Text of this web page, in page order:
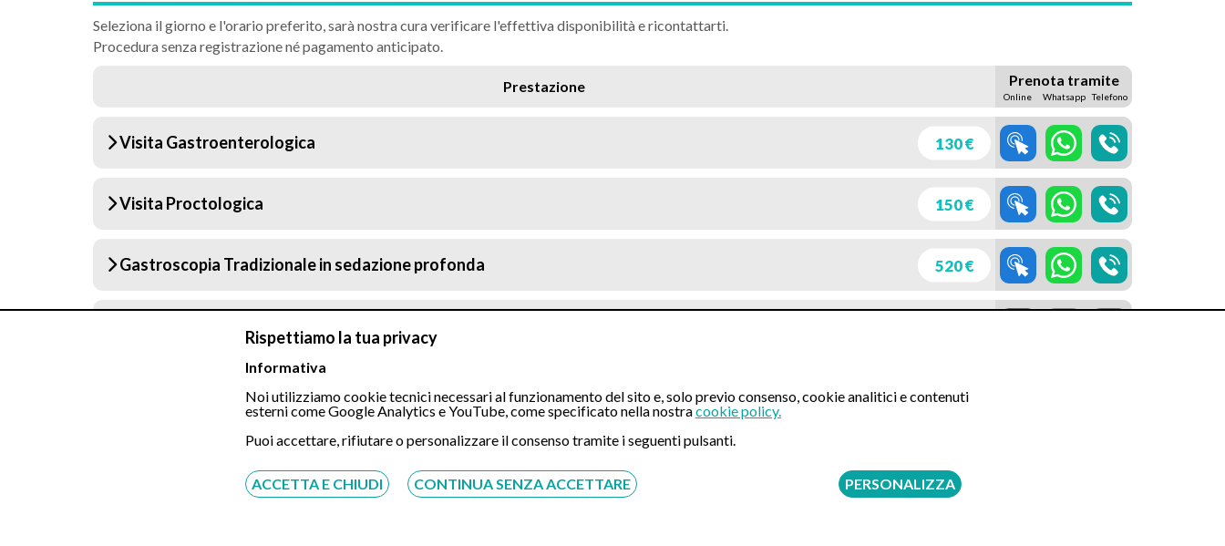
Rispettiamo la tua privacy
Informativa
Noi utilizziamo cookie tecnici necessari al funzionamento del sito e, solo previo consenso, cookie analitici e contenuti
esterni come Google Analytics e YouTube, come specificato nella nostracookie policy.
Puoi accettare, rifiutare o personalizzare il consenso tramite i seguenti pulsanti.
ACCETTA E CHIUDI CONTINUA SENZA ACCETTARE PERSONALIZZA
Seleziona il giorno e l'orario preferito, sarà nostra cura verificare l'effettiva disponibilità e ricontattarti.
Procedura senza registrazione né pagamento anticipato.
Prestazione Prenota tramite
Online Telefono
Whatsapp
Visita Gastroenterologica 130 €
Visita Proctologica 150 €
Gastroscopia Tradizionale in sedazione profonda 520 €
750 €
SI SPECIFICA CHE GLI ESAMI SONO DI TIPO DIAGNOSTICO
comunicare o far comunicare la richiesta di prenotazione al CUP aziendale. In tal caso, inoltre, Eccellenza Medica svolge la sola attività di assistenza alla
prenotazione. Il pagamento della prestazione dovrà avvenire esclusivamente presso le casse della struttura.